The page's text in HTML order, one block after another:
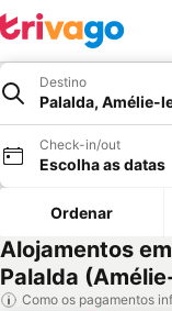
Destino
Palalda, Amélie-
Check-in/out
Escolha as datas
Ordenar
Alojamentos
Palalda
Como os pagamentos